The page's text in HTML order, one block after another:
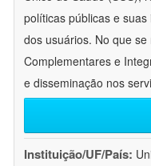
políticas públicas e
dos usuários. No que
Complementares e
e disseminação nos
Instituição/UF/País: